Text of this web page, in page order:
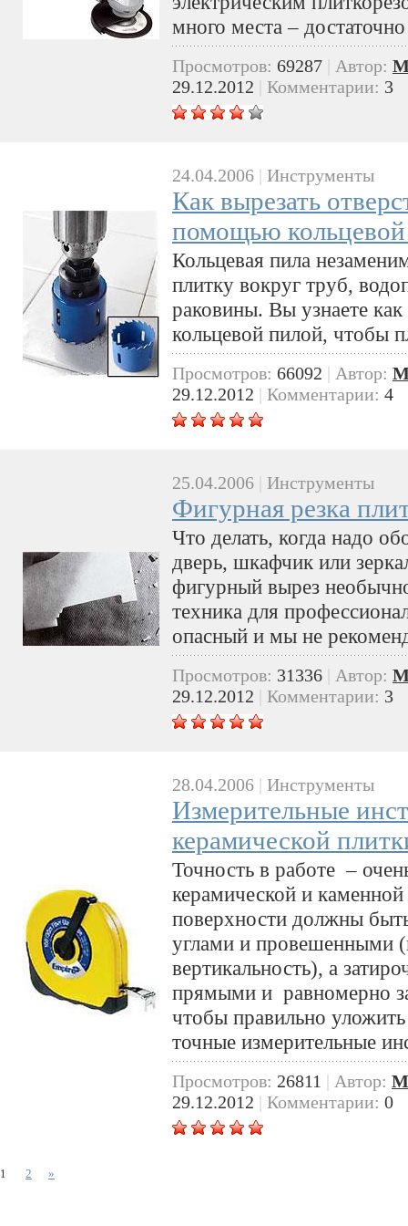
много места –
Просмотров: 69287 Автор:
29.12.2012
Комментарии: 3
24.04.2006 | Инструменты
Как вырезать
помощью
Кольцевая пила
плитку вокруг труб,
раковины. Вы узнаете как
кольцевой пилой, чтобы
Просмотров: 66092 | Автор:
29.12.2012 | Комментарии: 4
25.04.2006 Инструменты
Фигурная резка
Что делать, когда надо
дверь, шкафчик или
фигурный вырез
техника для
опасный и мы не
Просмотров: 31336 Автор:
29.12.2012
Комментарии: 3
28.04.2006 | Инструменты
Измерительные
керамической
Точность в работе –
керамической и
поверхности должны
углами и провешенными
вертикальность), а
прямыми и равномерно
чтобы правильно
точные измерительные
Просмотров: 26811 | Автор:
29.12.2012 | Комментарии: 0
1 2 »